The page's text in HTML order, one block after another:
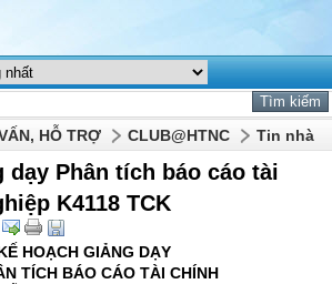
HỖ TRỢ CLUB@HTNC
Tin nhà
dạy Phân tích báo cáo tài
K4118 TCK
HOẠCH GIẢNG DẠY
TÍCH BÁO CÁO TÀI CHÍNH